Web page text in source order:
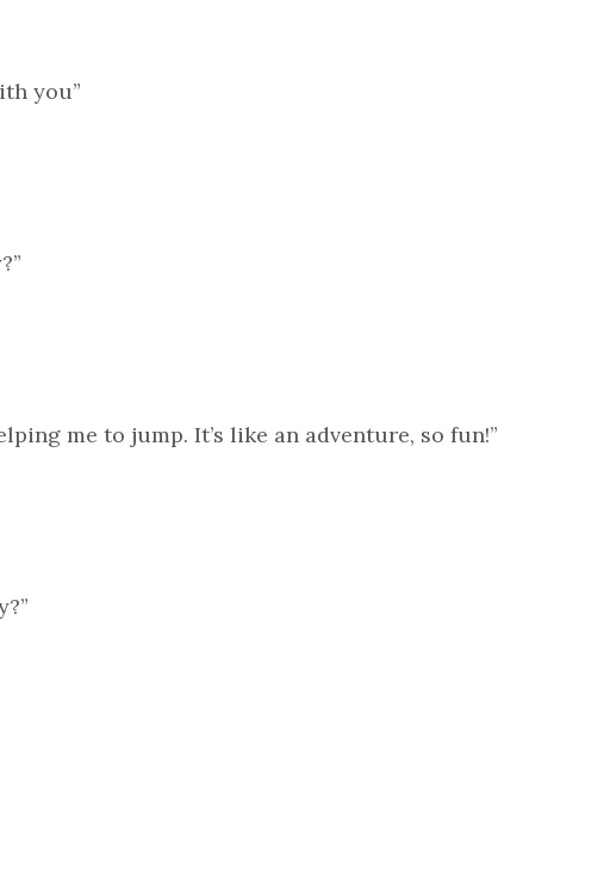
you”
me to jump. It’s like an adventure, so fun!”